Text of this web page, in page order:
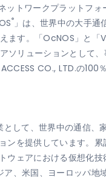
ットワークプラットフォ
®」は、世界中の大手通
ます。「OcNOS」と
リューションとして
CO., LTD.の100
して、世界中の通信、
を提供しています。
ェアにおける仮想化
、米国、ヨーロッパ地